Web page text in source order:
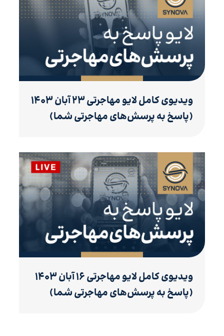
ویدیوی کامل لایو مهاجرتی ۲۳ آبان ۱۴۰۳
(پاسخ به پرسش‌های مهاجرتی شما)
ویدیوی کامل لایو مهاجرتی ۱۶ آبان ۱۴۰۳
(پاسخ به پرسش‌های مهاجرتی شما)